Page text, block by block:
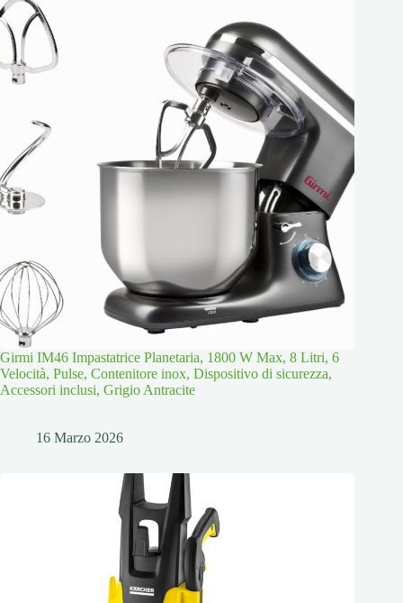
Girmi IM46 Impastatrice Planetaria, 1800 W Max, 8 Litri, 6
Velocità, Pulse, Contenitore inox, Dispositivo di sicurezza,
Accessori inclusi, Grigio Antracite
16 Marzo 2026